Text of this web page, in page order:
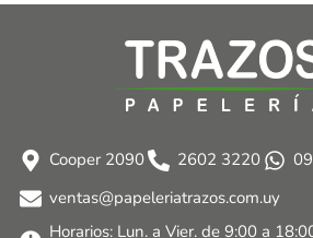
Cooper 2090 2602 3220
ventas@papeleriatrazos.com.uy
Horarios: Lun. a Vier. de 9:00 a